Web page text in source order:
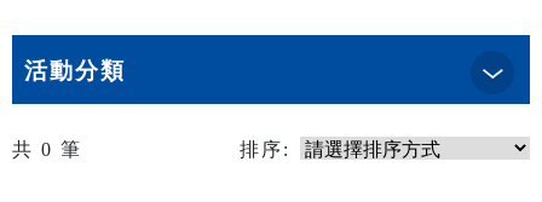
活動分類
共 0 筆 排序: